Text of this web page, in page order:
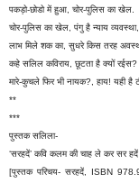
पकड़ो-छोडो में हुआ, चोर-पुलिस का खेल.
चोर-पुलिस का खेल, पंगु है न्याय व्यवस्था,
लाभ मिले शक का, सुधरे किस तरह
कहे सलिल कविराय, छूटता है क्यों रईस?
मारे-कुचले फिर भी नायक?, हाय! यही है
**
***
पुस्तक सलिला-
‘सरहदें’ कवि कलम की चाह ले कर सर हदें
[पुस्तक परिचय- सरहदें, ISBN